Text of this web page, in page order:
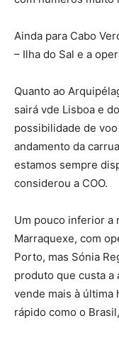
Ainda para Cabo
– Ilha do Sal e a
Quanto ao
sairá vde Lisboa e
possibilidade de
andamento da
estamos sempre
considerou a COO.
Um pouco inferior a
Marraquexe, com
Porto, mas Sónia
produto que custa a
vende mais à última
rápido como o